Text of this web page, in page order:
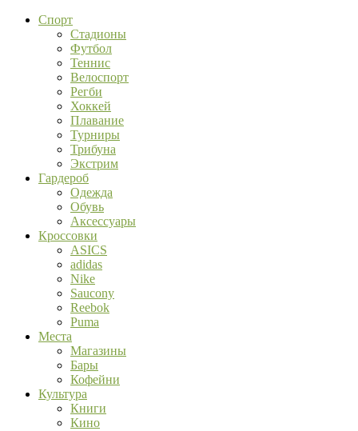
Спорт
Стадионы
Футбол
Теннис
Велоспорт
Регби
Хоккей
Плавание
Турниры
Трибуна
Экстрим
Гардероб
Одежда
Обувь
Аксессуары
Кроссовки
ASICS
adidas
Nike
Saucony
Reebok
Puma
Места
Магазины
Бары
Кофейни
Культура
Книги
Кино